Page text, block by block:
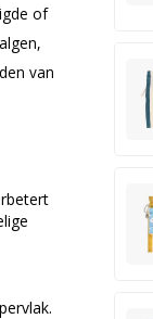
of
van